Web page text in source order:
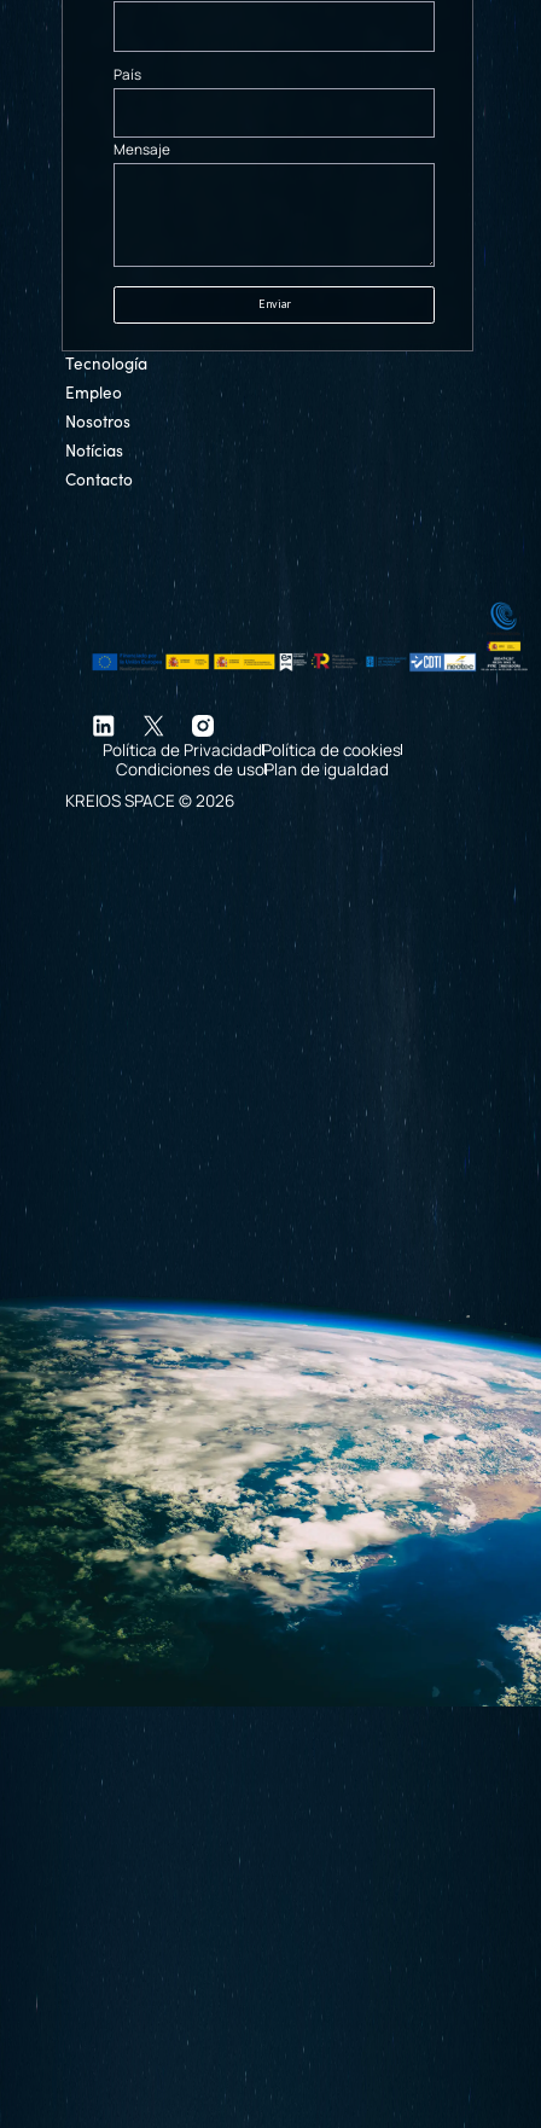
País
Mensaje
Tecnología
Empleo
Nosotros
Notícias
Contacto
Política de PrivacidadPolítica de cookies
Condiciones de usoPlan de igualdad
KREIOS SPACE © 2026